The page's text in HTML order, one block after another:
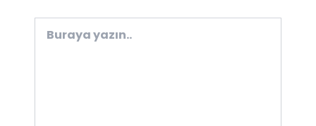
yazın..